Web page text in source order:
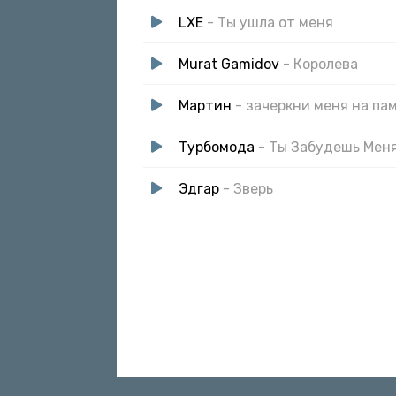
LXE - Ты ушла от меня
Murat Gamidov - Королева
Мартин - зачеркни меня на
Турбомода - Ты Забудешь
Эдгар - Зверь